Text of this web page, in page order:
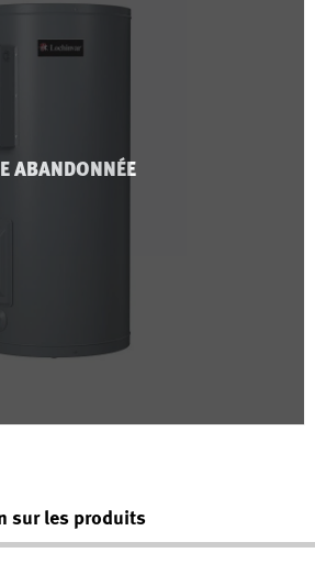
ABANDONNÉE
sur les produits